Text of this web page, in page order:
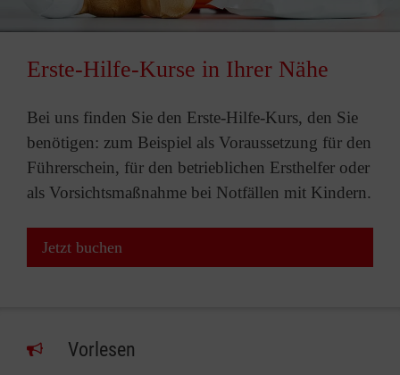
Erste-Hilfe-Kurse in Ihrer Nähe
Bei uns finden Sie den Erste-Hilfe-Kurs, den Sie
benötigen: zum Beispiel als Voraussetzung für den
Führerschein, für den betrieblichen Ersthelfer oder
als Vorsichtsmaßnahme bei Notfällen mit Kindern.
Jetzt buchen
Vorlesen